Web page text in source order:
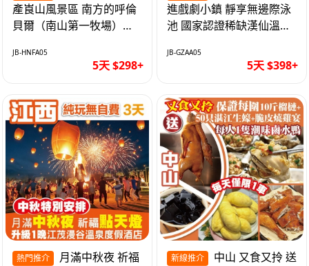
產崀山風景區 南方的呼倫
貝爾（南山第一牧場）夜
巴士5天
JB-HNFA05
5天 $298+
進戲劇小鎮 靜享無邊際泳
池 國家認證稀缺漢仙溫泉
天
JB-GZAA05
5天 $398+
熱門推介 新線推介